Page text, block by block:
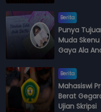
Berita
Punya
Muda
Gaya Ala
Berita
Mahasiswi
Berat
Ujian Skripsi